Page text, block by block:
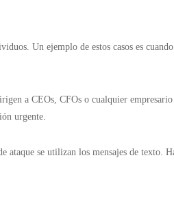
Un ejemplo de estos casos es
a CEOs, CFOs o cualquier
urgente.
se utilizan los mensajes de texto.